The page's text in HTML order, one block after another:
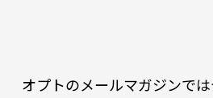
オプトのメールマガジンで